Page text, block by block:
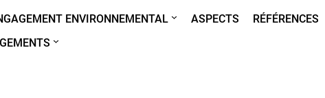
ENVIRONNEMENTAL ASPECTS RÉFÉRENCES